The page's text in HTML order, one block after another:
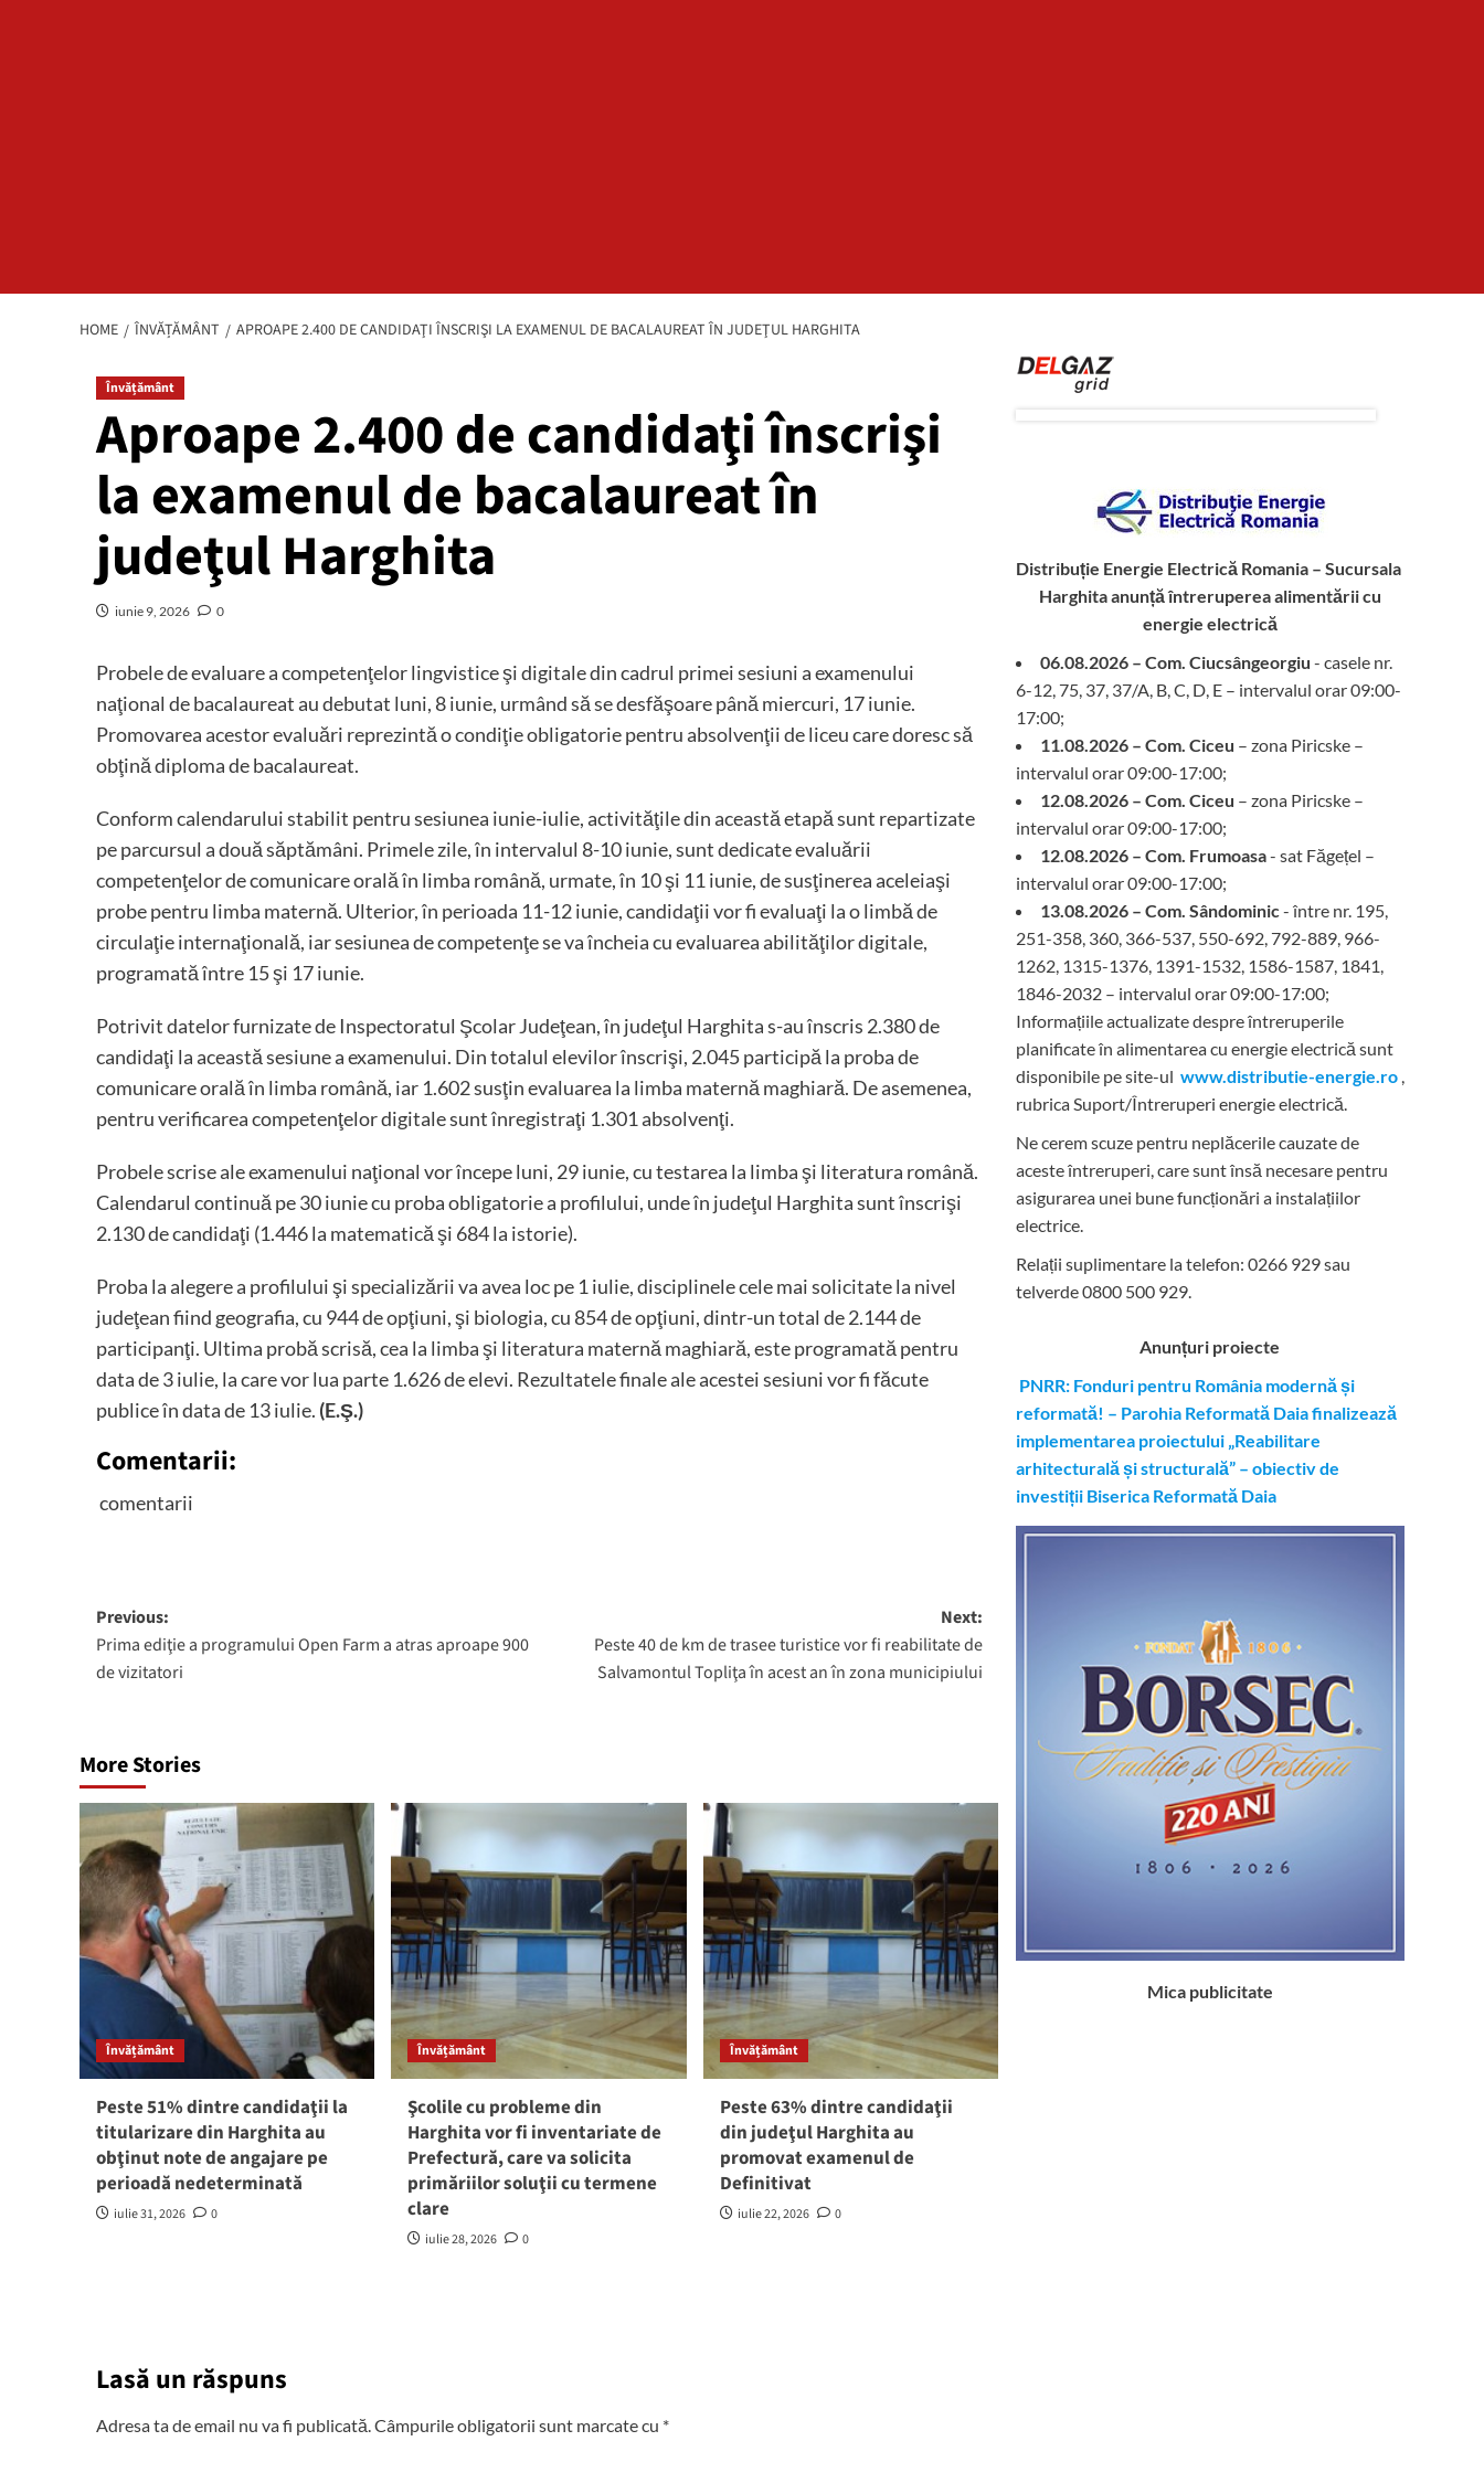
HOME ÎNVĂȚĂMÂNT APROAPE 2.400 DE CANDIDAŢI ÎNSCRIŞI LA EXAMENUL DE BACALAUREAT ÎN JUDEŢUL HARGHITA
Învățământ
Aproape 2.400 de candidaţi înscrişi
la examenul de bacalaureat în
judeţul Harghita
iunie 9, 2026 0
Probele de evaluare a competenţelor lingvistice şi digitale din cadrul primei sesiuni a examenului
naţional de bacalaureat au debutat luni, 8 iunie, urmând să se desfăşoare până miercuri, 17 iunie.
Promovarea acestor evaluări reprezintă o condiţie obligatorie pentru absolvenţii de liceu care doresc să
obţină diploma de bacalaureat.
Conform calendarului stabilit pentru sesiunea iunie-iulie, activităţile din această etapă sunt repartizate
pe parcursul a două săptămâni. Primele zile, în intervalul 8-10 iunie, sunt dedicate evaluării
competenţelor de comunicare orală în limba română, urmate, în 10 şi 11 iunie, de susţinerea aceleiaşi
probe pentru limba maternă. Ulterior, în perioada 11-12 iunie, candidaţii vor fi evaluaţi la o limbă de
circulaţie internaţională, iar sesiunea de competenţe se va încheia cu evaluarea abilităţilor digitale,
programată între 15 şi 17 iunie.
Potrivit datelor furnizate de Inspectoratul Şcolar Judeţean, în judeţul Harghita s-au înscris 2.380 de
candidaţi la această sesiune a examenului. Din totalul elevilor înscrişi, 2.045 participă la proba de
comunicare orală în limba română, iar 1.602 susţin evaluarea la limba maternă maghiară. De asemenea,
pentru verificarea competenţelor digitale sunt înregistraţi 1.301 absolvenţi.
Probele scrise ale examenului naţional vor începe luni, 29 iunie, cu testarea la limba şi literatura română.
Calendarul continuă pe 30 iunie cu proba obligatorie a profilului, unde în judeţul Harghita sunt înscrişi
2.130 de candidaţi (1.446 la matematică şi 684 la istorie).
Proba la alegere a profilului şi specializării va avea loc pe 1 iulie, disciplinele cele mai solicitate la nivel
judeţean fiind geografia, cu 944 de opţiuni, şi biologia, cu 854 de opţiuni, dintr-un total de 2.144 de
participanţi. Ultima probă scrisă, cea la limba şi literatura maternă maghiară, este programată pentru
data de 3 iulie, la care vor lua parte 1.626 de elevi. Rezultatele finale ale acestei sesiuni vor fi făcute
publice în data de 13 iulie. (E.Ş.)
Comentarii:
comentarii
Post
navigation
Previous:
Prima ediţie a programului Open Farm a atras aproape 900
de vizitatori
Next:
Peste 40 de km de trasee turistice vor fi reabilitate de
Salvamontul Topliţa în acest an în zona municipiului
More Stories
Învățământ
Peste 51% dintre candidaţii la
titularizare din Harghita au
obţinut note de angajare pe
perioadă nedeterminată
iulie 31, 2026 0
Învățământ
Şcolile cu probleme din
Harghita vor fi inventariate de
Prefectură, care va solicita
primăriilor soluţii cu termene
clare
iulie 28, 2026 0
Învățământ
Peste 63% dintre candidaţii
din judeţul Harghita au
promovat examenul de
Definitivat
iulie 22, 2026 0
Lasă un răspuns
Adresa ta de email nu va fi publicată.Câmpurile obligatorii sunt marcate cu *
Distribuție Energie Electrică Romania – Sucursala
Harghitaanunță întreruperea alimentării cu
energie electrică
06.08.2026 – Com. Ciucsângeorgiu - casele nr.
6-12, 75, 37, 37/A, B, C, D, E – intervalul orar 09:00-
17:00;
11.08.2026 – Com. Ciceu – zona Piricske –
intervalul orar 09:00-17:00;
12.08.2026 – Com. Ciceu – zona Piricske –
intervalul orar 09:00-17:00;
12.08.2026 – Com. Frumoasa- sat Făgețel –
intervalul orar 09:00-17:00;
13.08.2026 – Com. Sândominic- între nr. 195,
251-358, 360, 366-537, 550-692, 792-889, 966-
1262, 1315-1376, 1391-1532, 1586-1587, 1841,
1846-2032 – intervalul orar 09:00-17:00;
Informațiile actualizate despre întreruperile
planificate în alimentarea cu energie electrică sunt
disponibile pe site-ul www.distributie-energie.ro ,
rubrica Suport/Întreruperi energie electrică.
Ne cerem scuze pentru neplăcerile cauzate de
aceste întreruperi, care sunt însă necesare pentru
asigurarea unei bune funcționări a instalațiilor
electrice.
Relații suplimentare la telefon: 0266 929 sau
telverde 0800 500 929.
Anunțuri proiecte
PNRR: Fonduri pentru România modernă și
reformată! – Parohia Reformată Daia finalizează
implementarea proiectului „Reabilitare
arhitecturală și structurală” – obiectiv de
investiții Biserica Reformată Daia
Mica publicitate